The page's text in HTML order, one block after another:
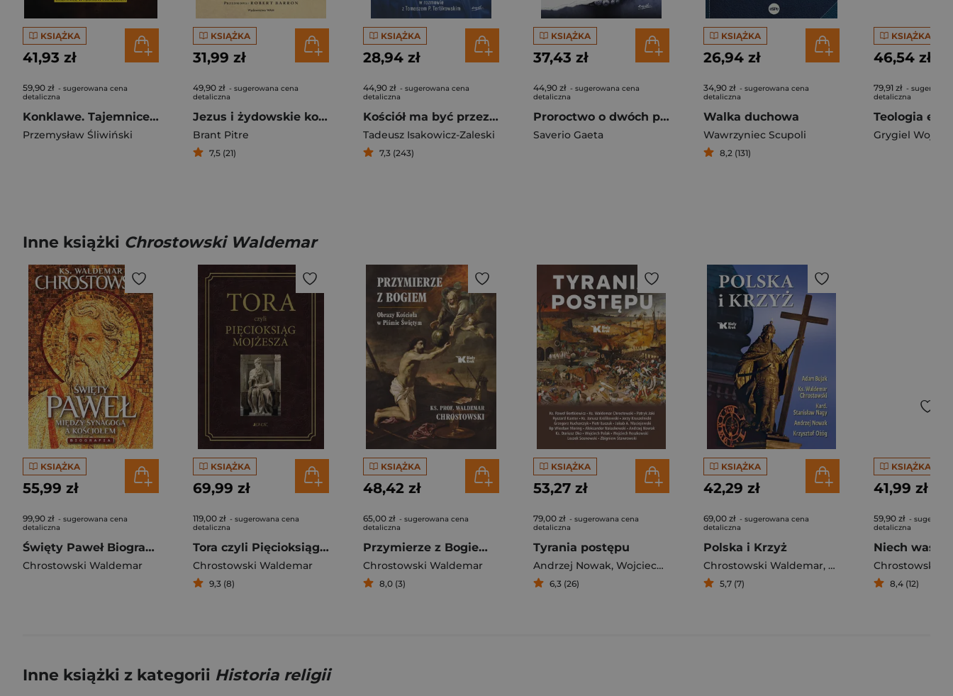
KSIĄŻKA
41,93 zł
59,90 zł - sugerowana cena
detaliczna
Konklawe. Tajemnice wyborów papieskich
Przemysław Śliwiński
KSIĄŻKA
31,99 zł
49,90 zł - sugerowana cena
detaliczna
Jezus i żydowskie korzenie prawdy o Chrystusie
Brant Pitre
7,5 (21)
KSIĄŻKA
28,94 zł
44,90 zł - sugerowana cena
detaliczna
Kościół ma być przezroczysty
Tadeusz Isakowicz-Zaleski
7,3 (243)
KSIĄŻKA
37,43 zł
44,90 zł - sugerowana cena
detaliczna
Proroctwo o dwóch papieżach. Objawienia o końcu Kościoła w czasach Benedykta i Franciszka
Saverio Gaeta
KSIĄŻKA
26,94 zł
34,90 zł - sugerowana cena
detaliczna
Walka duchowa
Wawrzyniec Scupoli
8,2 (131)
KSIĄŻKA
46,54 zł
79,91 zł -
detaliczna
Grygiel
Inne książki Chrostowski Waldemar
KSIĄŻKA
55,99 zł
99,90 zł - sugerowana cena
detaliczna
Święty Paweł Biografia
Chrostowski Waldemar
KSIĄŻKA
69,99 zł
119,00 zł - sugerowana cena
detaliczna
Tora czyli Pięcioksiąg Mojżesza
Chrostowski Waldemar
9,3 (8)
KSIĄŻKA
48,42 zł
65,00 zł - sugerowana cena
detaliczna
Przymierze z Bogiem Obrazy Kościoła w Piśmie Świętym
Chrostowski Waldemar
8,0 (3)
KSIĄŻKA
53,27 zł
79,00 zł - sugerowana cena
detaliczna
Tyrania postępu
Andrzej Nowak, Wojciech Roszkowski ,Aleksander Nalaskowski Chrostowski
6,3 (26)
KSIĄŻKA
42,29 zł
69,00 zł - sugerowana cena
detaliczna
Polska i Krzyż
Chrostowski Waldemar, Andrzej Nowak,Ożóg
5,7 (7)
KSIĄŻKA
41,99 zł
59,90 zł -
detaliczna
Chrostowski
8,4 (12)
Inne książki z kategorii Historia religii